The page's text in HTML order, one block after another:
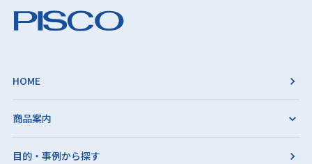
HOME
商品案内
目的・事例から探す